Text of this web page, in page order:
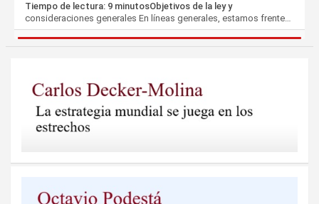
Tiempo de lectura: 9 minutosObjetivos de la ley y
consideraciones generales En líneas generales, estamos frente…